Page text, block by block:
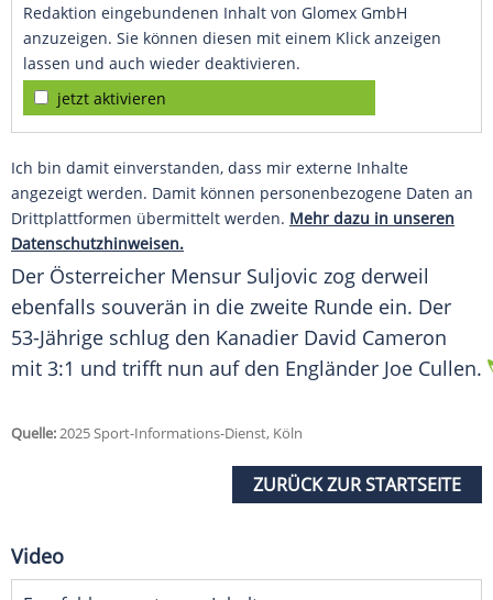
Redaktion eingebundenen Inhalt von Glomex GmbH
anzuzeigen. Sie können diesen mit einem Klick anzeigen
lassen und auch wieder deaktivieren.
jetzt aktivieren
Ich bin damit einverstanden, dass mir externe Inhalte
angezeigt werden. Damit können personenbezogene Daten an
Drittplattformen übermittelt werden. Mehr dazu in unseren
Datenschutzhinweisen.
Der Österreicher Mensur Suljovic zog derweil
ebenfalls souverän in die zweite Runde ein. Der
53-Jährige schlug den Kanadier David Cameron
mit 3:1 und trifft nun auf den Engländer Joe Cullen.
Quelle:2025 Sport-Informations-Dienst, Köln
ZURÜCK ZUR STARTSEITE
Video